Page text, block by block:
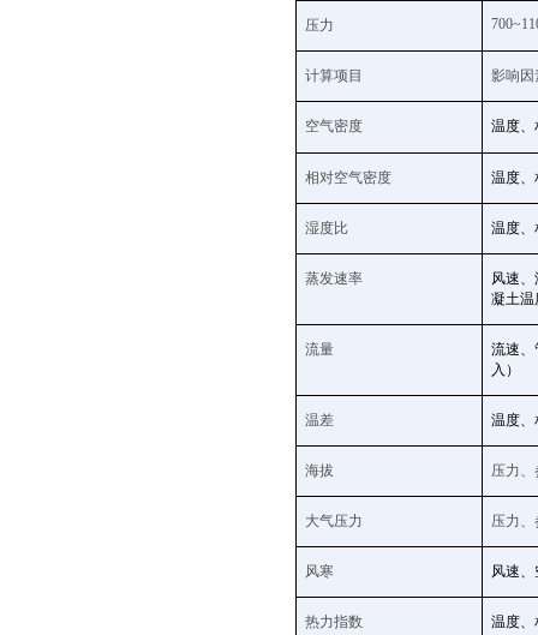
压力
计算项目 影响因
空气密度 温度、
相对空气密度 温度、
湿度比 温度、
蒸发速率
风速
凝土温
流量
流速、
入）
温差 温度、
海拔 压力
大气压力 压力
风寒 风速
热力指数 温度、